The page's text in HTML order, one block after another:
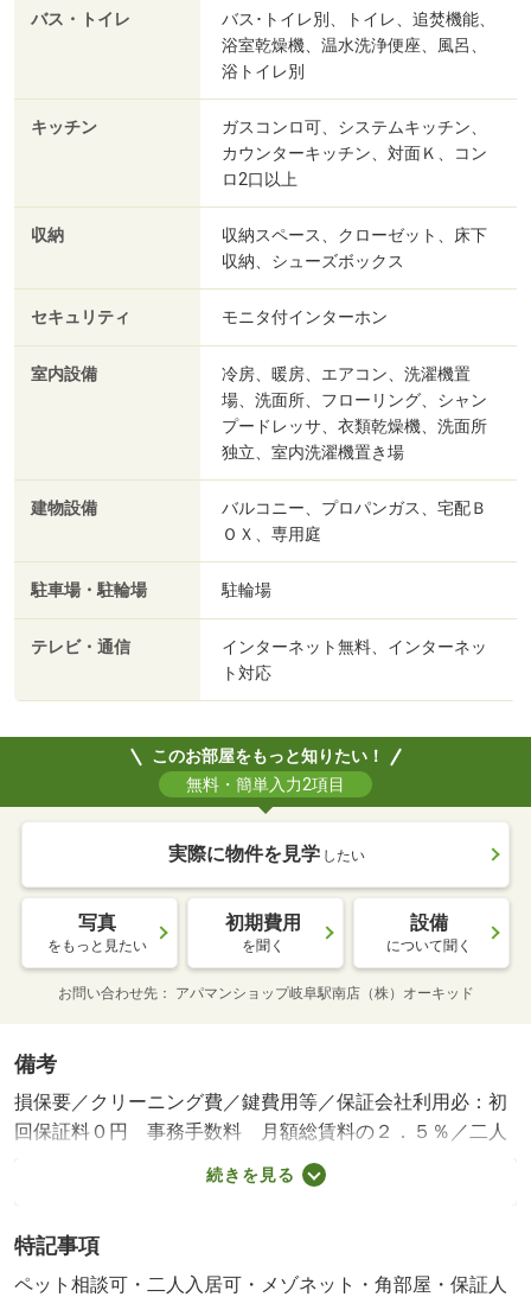
バス・トイレ
バス･トイレ別、トイレ、追焚機能、
浴室乾燥機、温水洗浄便座、風呂、
浴トイレ別
キッチン
ガスコンロ可、システムキッチン、
カウンターキッチン、対面Ｋ、コン
ロ2口以上
収納
収納スペース、クローゼット、床下
収納、シューズボックス
セキュリティ モニタ付インターホン
室内設備
冷房、暖房、エアコン、洗濯機置
場、洗面所、フローリング、シャン
プードレッサ、衣類乾燥機、洗面所
独立、室内洗濯機置き場
建物設備
バルコニー、プロパンガス、宅配Ｂ
ＯＸ、専用庭
駐車場・駐輪場 駐輪場
テレビ・通信
インターネット無料、インターネッ
ト対応
このお部屋をもっと知りたい！
無料・簡単入力2項目
実際に物件を見学 したい
写真
をもっと見たい
初期費用
を聞く
設備
について聞く
お問い合わせ先 アパマンショップ岐阜駅南店（株）オーキッド
備考
損保要／クリーニング費／鍵費用等／保証会社利用必：初
回保証料０円 事務手数料 月額総賃料の２．５％／二人
入居可／ペット相談／［退去時費用 退去費用実費精算※
故意・過失等別途実費］ 保証会社：ＪＡＣＣＳ／バスト
ット／フローリング／シャワー付洗面台／ＴＶインターホ
ン／浴室乾燥機／室内洗濯置／シューズボックス／システ
続きを見る
特記事項
ペット相談可・二人入居可・メゾネット・角部屋・保証人